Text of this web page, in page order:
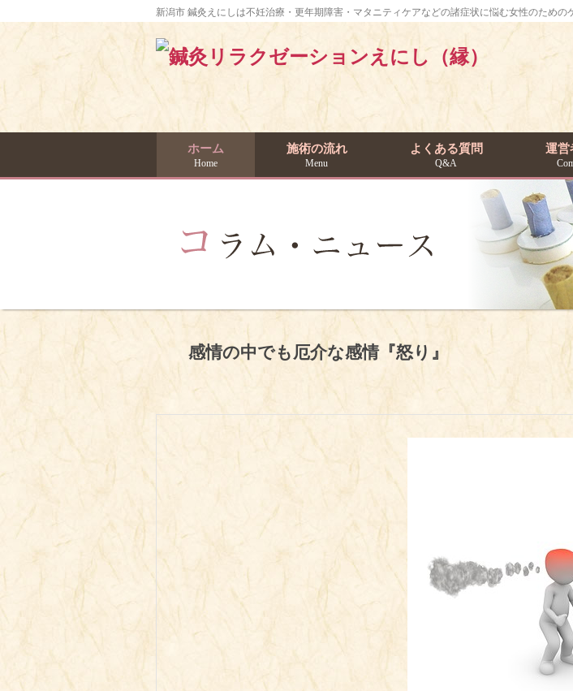
新潟市 鍼灸えにしは不妊治療・更年期障害・マタニティケアなどの諸症状に悩む女性のための
ホーム
Home
施術の流れ
Menu
よくある質問
Q&A
運営
感情の中でも厄介な感情『怒り』